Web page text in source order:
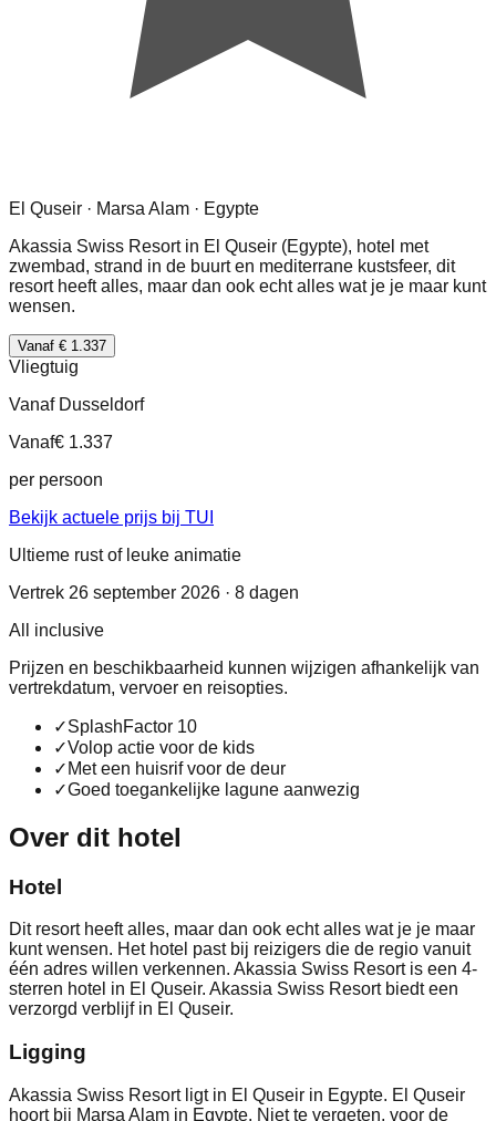
El Quseir · Marsa Alam · Egypte
Akassia Swiss Resort in El Quseir (Egypte), hotel met
zwembad, strand in de buurt en mediterrane kustsfeer, dit
resort heeft alles, maar dan ook echt alles wat je je maar kunt
wensen.
Vanaf € 1.337
Vliegtuig
Vanaf Dusseldorf
Vanaf€ 1.337
per persoon
Bekijk actuele prijs bij TUI
Ultieme rust of leuke animatie
Vertrek 26 september 2026 · 8 dagen
All inclusive
Prijzen en beschikbaarheid kunnen wijzigen afhankelijk van
vertrekdatum, vervoer en reisopties.
✓SplashFactor 10
✓Volop actie voor de kids
✓ Met een huisrif voor de deur
✓Goed toegankelijke lagune aanwezig
Over dit hotel
Hotel
Dit resort heeft alles, maar dan ook echt alles wat je je maar
kunt wensen. Het hotel past bij reizigers die de regio vanuit
één adres willen verkennen. Akassia Swiss Resort is een 4-
sterren hotel in El Quseir. Akassia Swiss Resort biedt een
verzorgd verblijf in El Quseir.
Ligging
Akassia Swiss Resort ligt in El Quseir in Egypte. El Quseir
hoort bij Marsa Alam in Egypte. Niet te vergeten, voor de